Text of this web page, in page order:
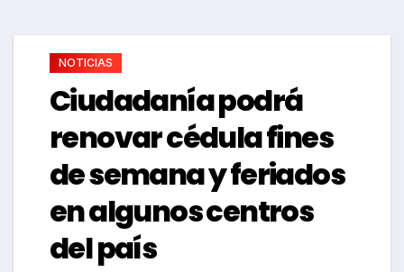
NOTICIAS
Ciudadanía podrá
renovar cédula fines
de semana y feriados
en algunos centros
del país